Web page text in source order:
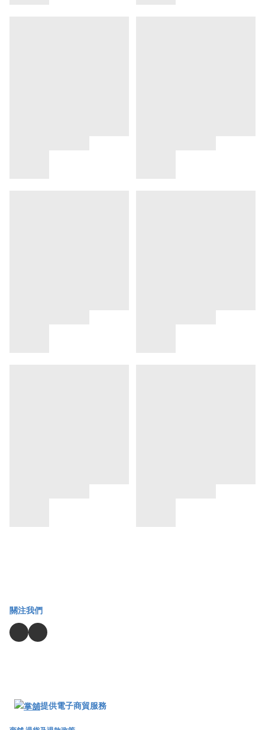
關注我們
提供電子商貿服務